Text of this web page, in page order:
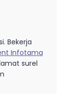
Bekerja
Infotama
surel